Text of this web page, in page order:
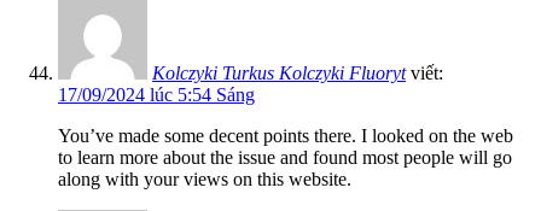
Kolczyki Turkus Kolczyki Fluoryt viết:
17/09/2024 lúc 5:54 Sáng
You’ve made some decent points there. I looked on the web
to learn more about the issue and found most people will go
along with your views on this website.